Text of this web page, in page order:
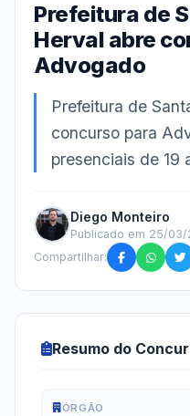
Prefeitura de
Herval abre
Advogado
Prefeitura de
concurso para
presenciais de 19
Diego Monteiro
Publicado em 25/03/
Compartilhar:
Resumo do
ÓRGÃO